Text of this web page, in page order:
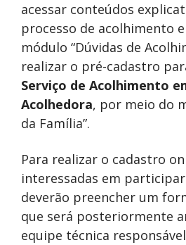
acessar conteúdos
processo de acolhimento
módulo “Dúvidas de
realizar o pré-cadastro
Serviço de Acolhimento
Acolhedora, por meio do
da Família”.
Para realizar o cadastro
interessadas em
deverão preencher um
que será posteriormente
equipe técnica